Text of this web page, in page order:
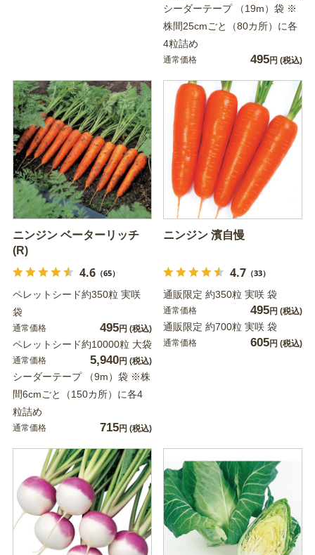
シーダーテープ （19m）袋 ※
株間25cmごと（80カ所）に各
4粒詰め
通常価格 495円 (税込)
ニンジン ベーターリッチ
(R)
4.6（65）
ペレットシード約350粒 実咲
袋
通常価格 495円 (税込)
ペレットシード約10000粒 大袋
通常価格 5,940円 (税込)
シーダーテープ （9m）袋 ※株
間6cmごと（150カ所）に各4
粒詰め
通常価格 715円 (税込)
ニンジン 濱自慢
4.7（33）
通販限定 約350粒 実咲 袋
通常価格 495円 (税込)
通販限定 約700粒 実咲 袋
通常価格 605円 (税込)